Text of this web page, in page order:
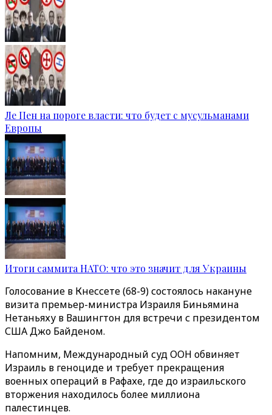
Ле Пен на пороге власти: что будет с мусульманами
Европы
Итоги саммита НАТО: что это значит для Украины
Голосование в Кнессете (68-9) состоялось накануне
визита премьер-министра Израиля Биньямина
Нетаньяху в Вашингтон для встречи с президентом
США Джо Байденом.
Напомним, Международный суд ООН обвиняет
Израиль в геноциде и требует прекращения
военных операций в Рафахе, где до израильского
вторжения находилось более миллиона
палестинцев.